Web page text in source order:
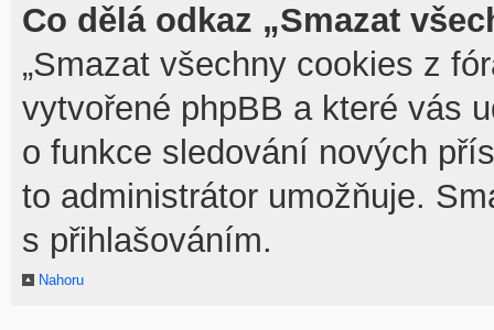
Co dělá odkaz „Smazat
„Smazat všechny cookies z
vytvořené phpBB a které vás
o funkce sledování nových
to administrátor umožňuje.
s přihlašováním.
Nahoru